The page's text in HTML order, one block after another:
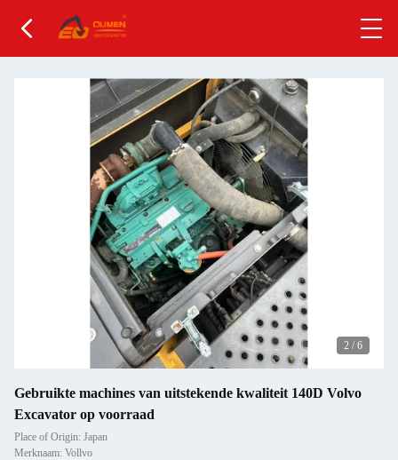
2 / 6
Gebruikte machines van uitstekende kwaliteit 140D Volvo
Excavator op voorraad
Place of Origin: Japan
Merknaam: Vollvo